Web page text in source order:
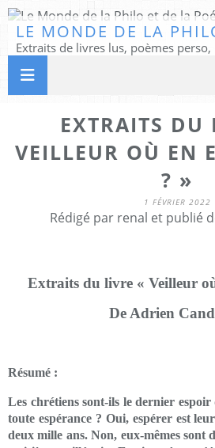
EXTRAITS DU
VEILLEUR OÙ EN
? »
1 FÉVRIER 2022
Rédigé par renal et publié
Extraits du livre « Veilleur
De Adrien
Résumé :
Les chrétiens sont-ils le dernier
toute espérance ? Oui, espérer est
deux mille ans. Non, eux-mêmes sont